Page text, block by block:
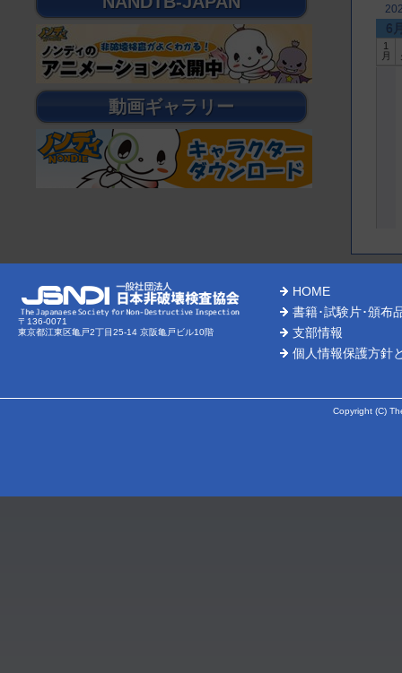
動画ギャラリー
6
1
月
〒136-0071
東京都江東区亀戸2丁目25-14 京阪亀戸ビル10階
HOME
書籍･試験片･頒布
支部情報
個人情報保護方針
Copyright (C)